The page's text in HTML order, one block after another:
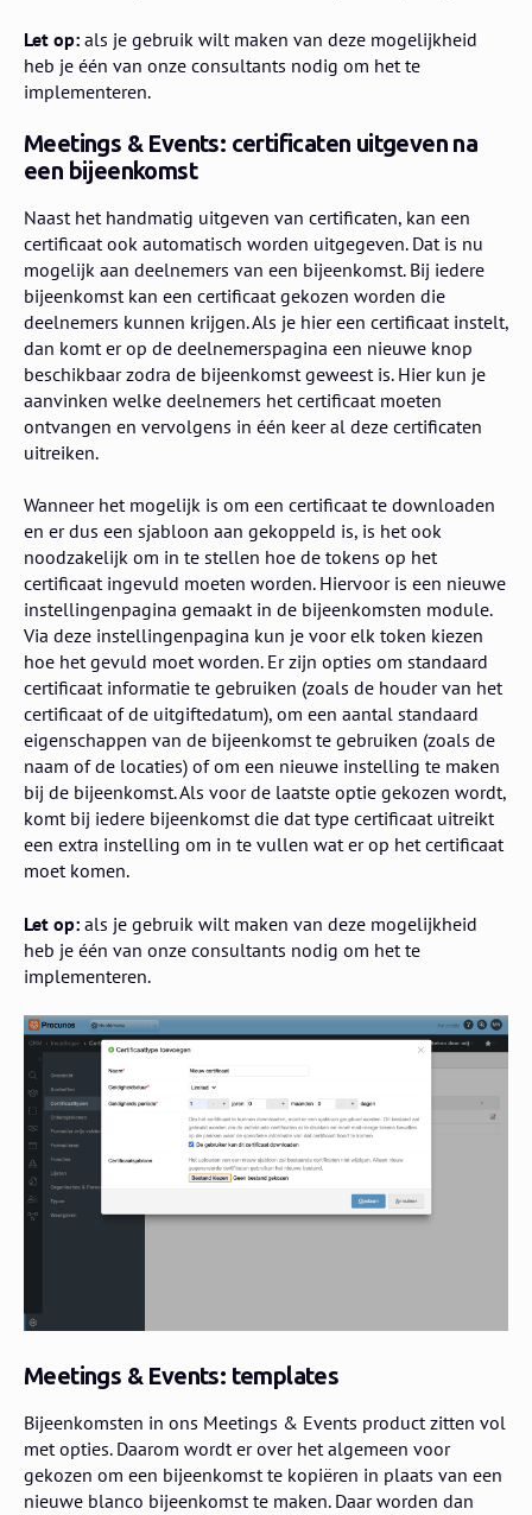
Let op: als je gebruik wilt maken van deze mogelijkheid
heb je één van onze consultants nodig om het te
implementeren.
Meetings & Events: certificaten uitgeven na
een bijeenkomst
Naast het handmatig uitgeven van certificaten, kan een
certificaat ook automatisch worden uitgegeven. Dat is nu
mogelijk aan deelnemers van een bijeenkomst. Bij iedere
bijeenkomst kan een certificaat gekozen worden die
deelnemers kunnen krijgen. Als je hier een certificaat instelt,
dan komt er op de deelnemerspagina een nieuwe knop
beschikbaar zodra de bijeenkomst geweest is. Hier kun je
aanvinken welke deelnemers het certificaat moeten
ontvangen en vervolgens in één keer al deze certificaten
uitreiken.
Wanneer het mogelijk is om een certificaat te downloaden
en er dus een sjabloon aan gekoppeld is, is het ook
noodzakelijk om in te stellen hoe de tokens op het
certificaat ingevuld moeten worden. Hiervoor is een nieuwe
instellingenpagina gemaakt in de bijeenkomsten module.
Via deze instellingenpagina kun je voor elk token kiezen
hoe het gevuld moet worden. Er zijn opties om standaard
certificaat informatie te gebruiken (zoals de houder van het
certificaat of de uitgiftedatum), om een aantal standaard
eigenschappen van de bijeenkomst te gebruiken (zoals de
naam of de locaties) of om een nieuwe instelling te maken
bij de bijeenkomst. Als voor de laatste optie gekozen wordt,
komt bij iedere bijeenkomst die dat type certificaat uitreikt
een extra instelling om in te vullen wat er op het certificaat
moet komen.
Let op: als je gebruik wilt maken van deze mogelijkheid
heb je één van onze consultants nodig om het te
implementeren.
Meetings & Events: templates
Bijeenkomsten in ons Meetings & Events product zitten vol
met opties. Daarom wordt er over het algemeen voor
gekozen om een bijeenkomst te kopiëren in plaats van een
nieuwe blanco bijeenkomst te maken. Daar worden dan